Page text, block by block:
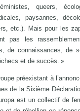
queers,
paysannes,
etc.). Mais pour les
pas les
de connaissances, de
et de succès. »
préexistant à
de la Sixième
est un collectif de